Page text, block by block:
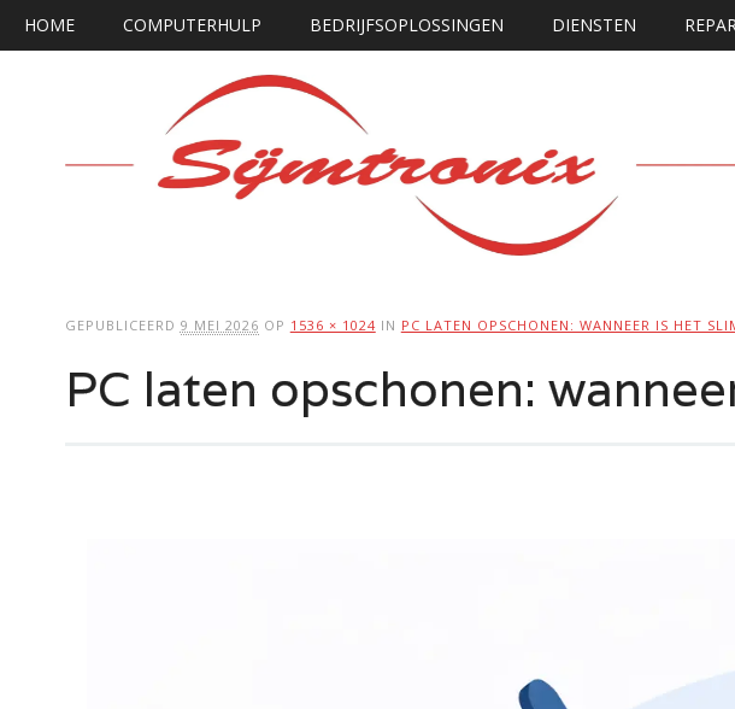
Hoofdmenu
HOME COMPUTERHULP BEDRIJFSOPLOSSINGEN DIENSTEN
GEPUBLICEERD 9 MEI 2026 OP 1536 × 1024 IN PC LATEN OPSCHONEN: WANNEER IS HET
PC laten opschonen: